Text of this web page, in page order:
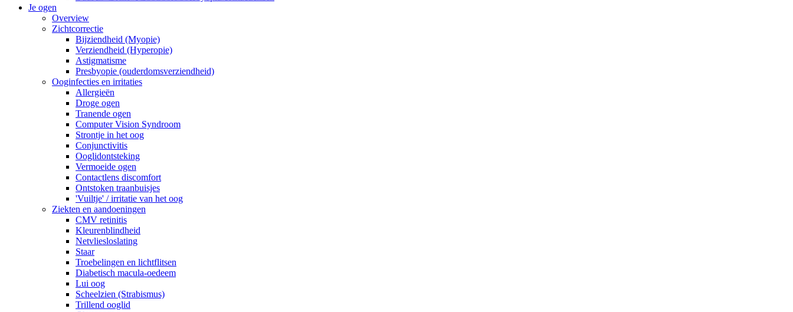
Je ogen
Overview
Zichtcorrectie
Bijziendheid (Myopie)
Verziendheid (Hyperopie)
Astigmatisme
Presbyopie (ouderdomsverziendheid)
Ooginfecties en irritaties
Allergieën
Droge ogen
Tranende ogen
Computer Vision Syndroom
Strontje in het oog
Conjunctivitis
Ooglidontsteking
Vermoeide ogen
Contactlens discomfort
Ontstoken traanbuisjes
'Vuiltje' / irritatie van het oog
Ziekten en aandoeningen
CMV retinitis
Kleurenblindheid
Netvliesloslating
Staar
Troebelingen en lichtflitsen
Diabetisch macula-oedeem
Lui oog
Scheelzien (Strabismus)
Trillend ooglid